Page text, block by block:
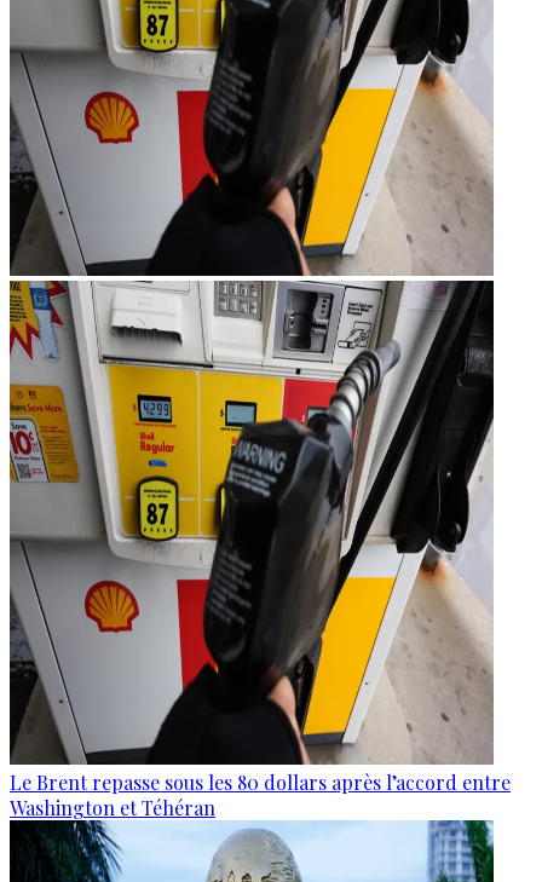
Le Brent repasse sous les 80 dollars après l’accord entre
Washington et Téhéran